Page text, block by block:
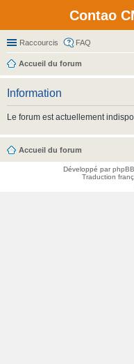
Contao
Raccourcis FAQ
Accueil du forum
Information
Le forum est actuellement
Accueil du forum
Développé parphpBB
Traduction